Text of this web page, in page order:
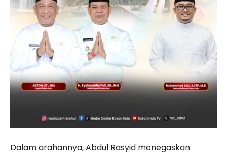
Dalam arahannya, Abdul Rasyid menegaskan